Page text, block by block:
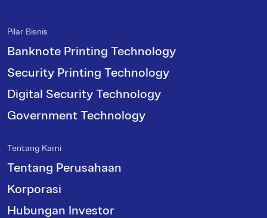
Pilar Bisnis
Banknote Printing Technology
Security Printing Technology
Digital Security Technology
Government Technology
Tentang Kami
Tentang Perusahaan
Korporasi
Hubungan Investor